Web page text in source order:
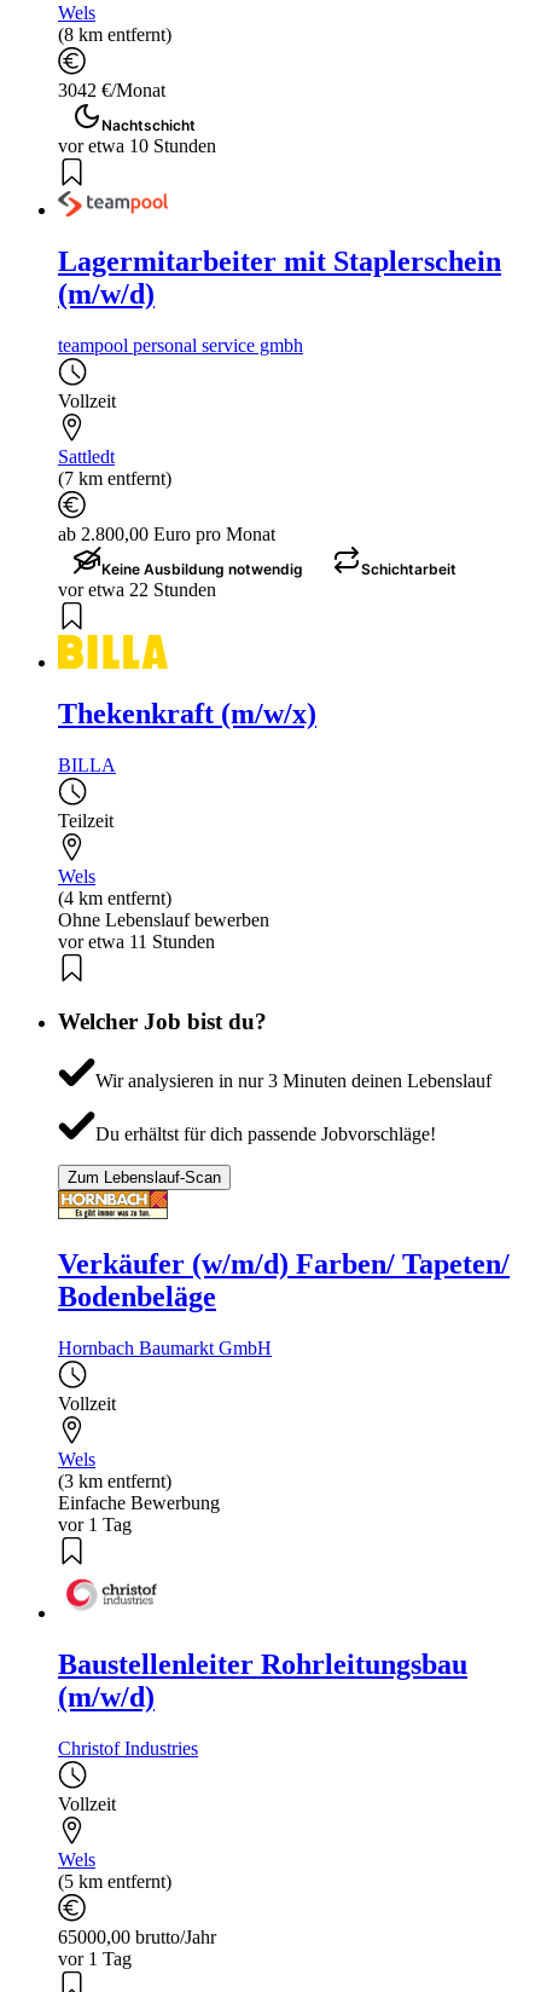
Wels
(8 km entfernt)
3042 €/Monat
Nachtschicht
vor etwa 10 Stunden
Lagermitarbeiter mit Staplerschein
(m/w/d)
teampool personal service gmbh
Vollzeit
Sattledt
(7 km entfernt)
ab 2.800,00 Euro pro Monat
Keine Ausbildung notwendig Schichtarbeit
vor etwa 22 Stunden
Thekenkraft (m/w/x)
BILLA
Teilzeit
Wels
(4 km entfernt)
Ohne Lebenslauf bewerben
vor etwa 11 Stunden
Welcher Job bist du?
Wir analysieren in nur 3 Minuten deinen Lebenslauf
Du erhältst für dich passende Jobvorschläge!
Zum Lebenslauf-Scan
Verkäufer (w/m/d) Farben/ Tapeten/
Bodenbeläge
Hornbach Baumarkt GmbH
Vollzeit
Wels
(3 km entfernt)
Einfache Bewerbung
vor 1 Tag
Baustellenleiter Rohrleitungsbau
(m/w/d)
Christof Industries
Vollzeit
Wels
(5 km entfernt)
65000,00 brutto/Jahr
vor 1 Tag